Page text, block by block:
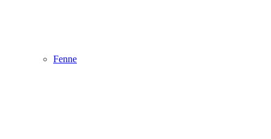
Fenne